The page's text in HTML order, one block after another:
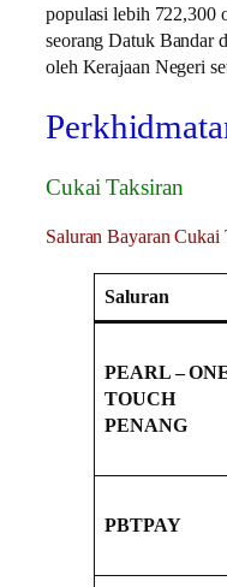
populasi lebih 722,300
seorang Datuk Bandar
oleh Kerajaan Negeri
Cukai Taksiran
Saluran Bayaran Cukai
Saluran
PEARL –
TOUCH
PENANG
PBTPAY